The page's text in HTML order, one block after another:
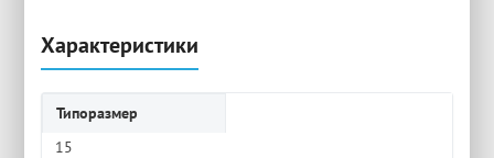
Характеристики
Типоразмер
15